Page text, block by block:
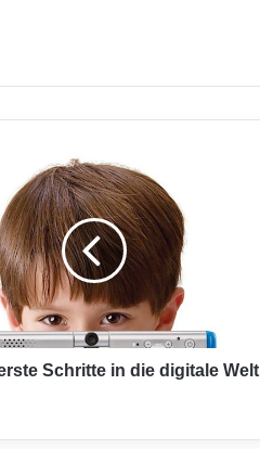
Schritte in die digitale Welt